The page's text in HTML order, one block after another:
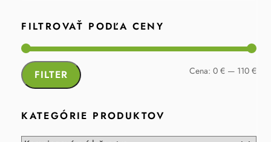
FILTROVAŤ PODĽA CENY
FILTER Cena: 0 €— 110 €
KATEGÓRIE PRODUKTOV